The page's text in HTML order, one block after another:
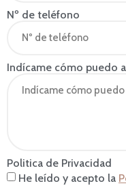
Nº de teléfono
Indícame cómo puedo
Politica de Privacidad
He leído y acepto la